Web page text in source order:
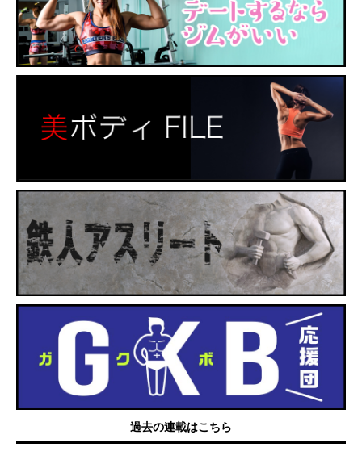
過去の連載はこちら